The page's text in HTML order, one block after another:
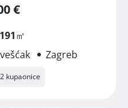
€
191㎡
Zagreb
2 kupaonice